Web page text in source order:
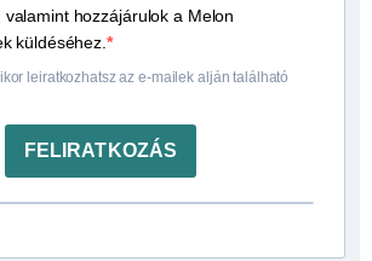
valamint hozzájárulok a Melon
küldéséhez.
leiratkozhatsz az e-mailek alján található
FELIRATKOZÁS